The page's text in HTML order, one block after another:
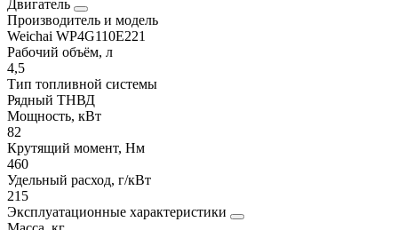
Двигатель
Производитель и модель
Weichai WP4G110E221
Рабочий объём, л
4,5
Тип топливной системы
Рядный ТНВД
Мощность, кВт
82
Крутящий момент, Нм
460
Удельный расход, г/кВт
215
Эксплуатационные характеристики